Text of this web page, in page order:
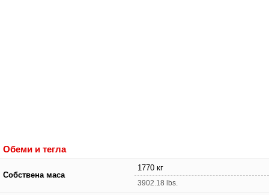
Обеми и тегла
Собствена маса
1770 кг
3902.18 lbs.